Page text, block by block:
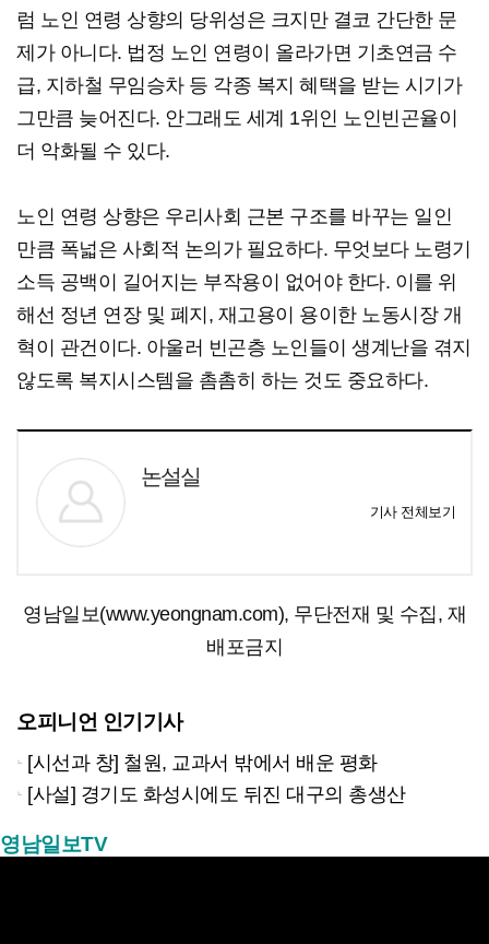
럼 노인 연령 상향의 당위성은 크지만 결코 간단한 문
제가 아니다. 법정 노인 연령이 올라가면 기초연금 수
급, 지하철 무임승차 등 각종 복지 혜택을 받는 시기가
그만큼 늦어진다. 안그래도 세계 1위인 노인빈곤율이
더 악화될 수 있다.
노인 연령 상향은 우리사회 근본 구조를 바꾸는 일인
만큼 폭넓은 사회적 논의가 필요하다. 무엇보다 노령기
소득 공백이 길어지는 부작용이 없어야 한다. 이를 위
해선 정년 연장 및 폐지, 재고용이 용이한 노동시장 개
혁이 관건이다. 아울러 빈곤층 노인들이 생계난을 겪지
않도록 복지시스템을 촘촘히 하는 것도 중요하다.
논설실
기사 전체보기
영남일보(www.yeongnam.com), 무단전재 및 수집, 재
배포금지
오피니언 인기기사
[시선과 창] 철원, 교과서 밖에서 배운 평화
[사설] 경기도 화성시에도 뒤진 대구의 총생산
영남일보TV